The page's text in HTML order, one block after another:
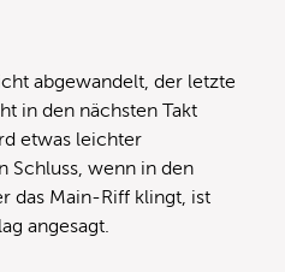
abgewandelt, der letzte
in den nächsten Takt
etwas leichter
Schluss, wenn in den
das Main-Riff klingt, ist
angesagt.